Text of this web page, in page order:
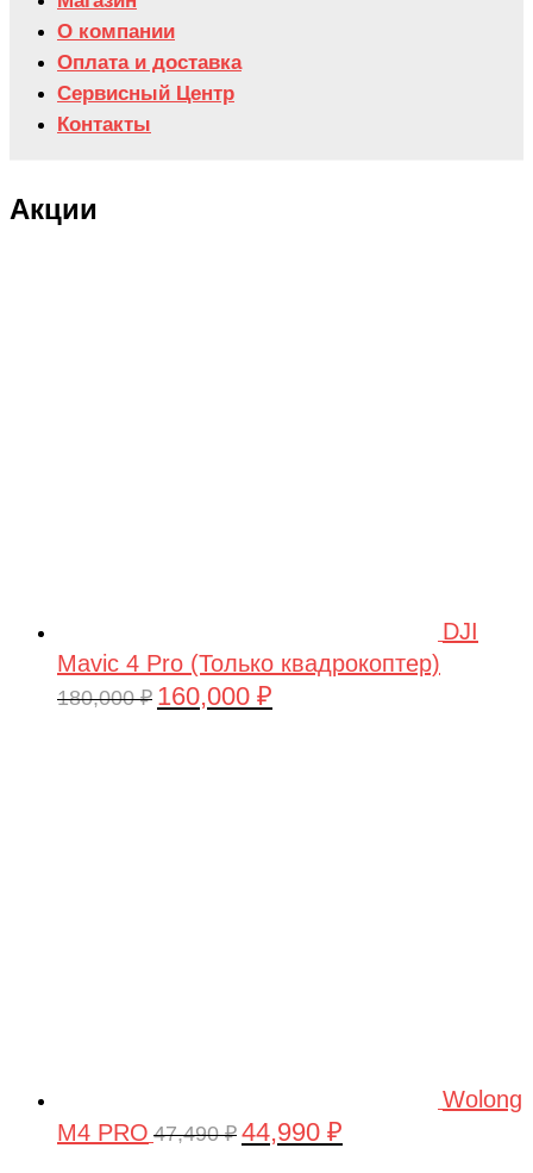
О компании
Оплата и доставка
Сервисный Центр
Контакты
Акции
DJI
Mavic 4 Pro (Только квадрокоптер)
180,000₽ Первоначальная
160,000 ₽
Wolong
M4 PRO 47,490₽ Первоначальная
44,990 ₽